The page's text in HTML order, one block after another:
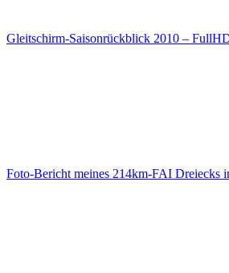
Gleitschirm-Saisonrückblick 2010 –
Foto-Bericht meines 214km-FAI Dreiecks